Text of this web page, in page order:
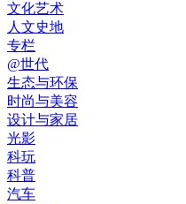
文化艺术
人文史地
专栏
@世代
生态与环保
时尚与美容
设计与家居
光影
科玩
科普
汽车